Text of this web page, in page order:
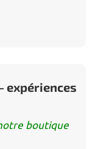
expériences
boutique